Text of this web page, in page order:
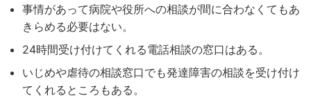
事情があって病院や役所への相談が間に合わなくてもあ
きらめる必要はない。
24時間受け付けてくれる電話相談の窓口はある。
いじめや虐待の相談窓口でも発達障害の相談を受け付け
てくれるところもある。